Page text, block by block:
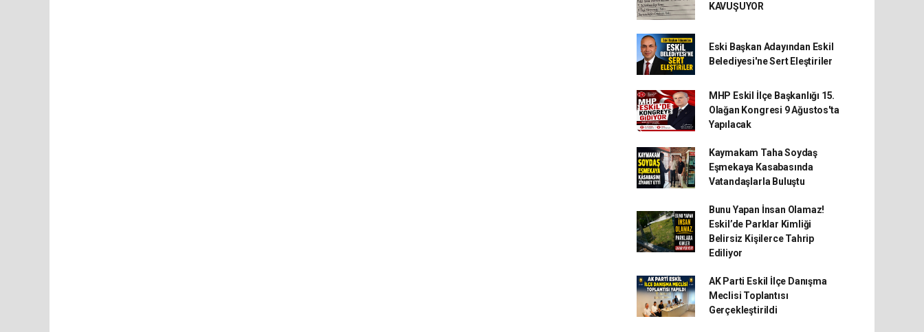
KAVUŞUYOR
Eski Başkan Adayından Eskil
Belediyesi'ne Sert Eleştiriler
MHP Eskil İlçe Başkanlığı 15.
Olağan Kongresi 9 Ağustos'ta
Yapılacak
Kaymakam Taha Soydaş
Eşmekaya Kasabasında
Vatandaşlarla Buluştu
Bunu Yapan İnsan Olamaz!
Eskil’de Parklar Kimliği
Belirsiz Kişilerce Tahrip
Ediliyor
AK Parti Eskil İlçe Danışma
Meclisi Toplantısı
Gerçekleştirildi